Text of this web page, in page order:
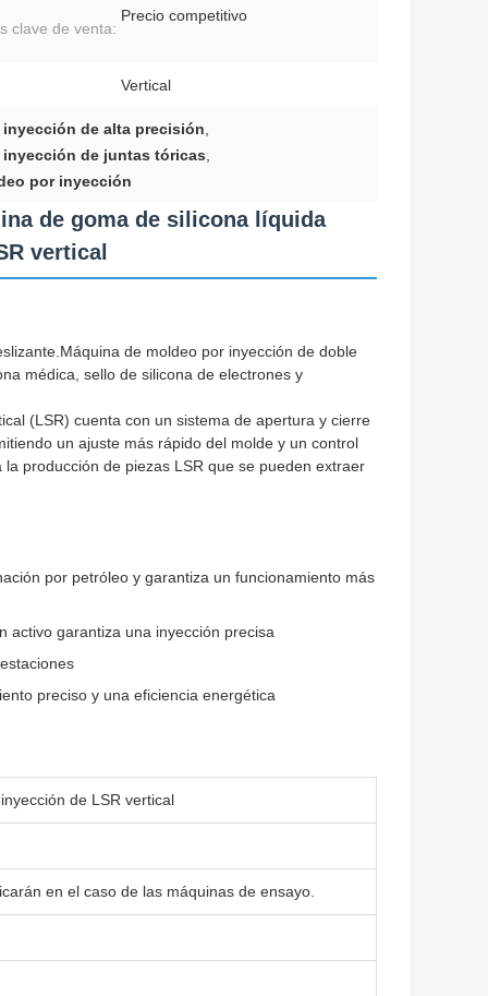
clave de venta:
Precio competitivo
Vertical
de alta precisión
de juntas tóricas
por inyección
de goma de silicona líquida
vertical
de moldeo por inyección de doble
médica, sello de silicona de electrones y
(LSR) cuenta con un sistema de apertura y cierre
un ajuste más rápido del molde y un control
producción de piezas LSR que se pueden extraer
por petróleo y garantiza un funcionamiento más
activo garantiza una inyección precisa
preciso y una eficiencia energética
de LSR vertical
en el caso de las máquinas de ensayo.